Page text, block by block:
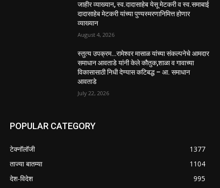
जाहीर व्याख्यान, स्व.दादासाहेब येसू मेटकरी व स्व.समाबाई
दादासाहेब मेटकरी यांच्या पुण्यस्मरणानिमित्त होणार
व्याख्यान
August 4, 2026
स्तुत्य उपक्रम…रामेश्वर मासाळ यांच्या संकल्पनेचे आमदार
समाधान आवताडे यांनी केले कौतुक,शाळा व गावाच्या
विकासासाठी निधी देण्यास कटिबद्ध – आ. समाधान
आवताडे
July 22, 2026
POPULAR CATEGORY
टेक्नॉलॉजी
1377
ताज्या बातम्या
1104
देश-विदेश
995